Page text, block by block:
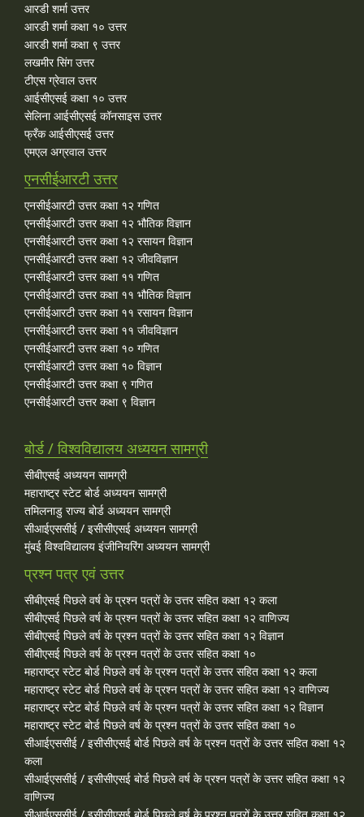
आरडी शर्मा उत्तर
आरडी शर्मा कक्षा १० उत्तर
आरडी शर्मा कक्षा ९ उत्तर
लखमीर सिंग उत्तर
टीएस ग्रेवाल उत्तर
आईसीएसई कक्षा १० उत्तर
सेलिना आईसीएसई कॉनसाइस उत्तर
फ्रँक आईसीएसई उत्तर
एमएल अग्रवाल उत्तर
एनसीईआरटी उत्तर
एनसीईआरटी उत्तर कक्षा १२ गणित
एनसीईआरटी उत्तर कक्षा १२ भौतिक विज्ञान
एनसीईआरटी उत्तर कक्षा १२ रसायन विज्ञान
एनसीईआरटी उत्तर कक्षा १२ जीवविज्ञान
एनसीईआरटी उत्तर कक्षा ११ गणित
एनसीईआरटी उत्तर कक्षा ११ भौतिक विज्ञान
एनसीईआरटी उत्तर कक्षा ११ रसायन विज्ञान
एनसीईआरटी उत्तर कक्षा ११ जीवविज्ञान
एनसीईआरटी उत्तर कक्षा १० गणित
एनसीईआरटी उत्तर कक्षा १० विज्ञान
एनसीईआरटी उत्तर कक्षा ९ गणित
एनसीईआरटी उत्तर कक्षा ९ विज्ञान
बोर्ड / विश्वविद्यालय अध्ययन सामग्री
सीबीएसई अध्ययन सामग्री
महाराष्ट्र स्टेट बोर्ड अध्ययन सामग्री
तमिलनाडु राज्य बोर्ड अध्ययन सामग्री
सीआईएससीई / इसीसीएसई अध्ययन सामग्री
मुंबई विश्वविद्यालय इंजीनियरिंग अध्ययन सामग्री
प्रश्न पत्र एवं उत्तर
सीबीएसई पिछले वर्ष के प्रश्न पत्रों के उत्तर सहित कक्षा १२ कला
सीबीएसई पिछले वर्ष के प्रश्न पत्रों के उत्तर सहित कक्षा १२ वाणिज्य
सीबीएसई पिछले वर्ष के प्रश्न पत्रों के उत्तर सहित कक्षा १२ विज्ञान
सीबीएसई पिछले वर्ष के प्रश्न पत्रों के उत्तर सहित कक्षा १०
महाराष्ट्र स्टेट बोर्ड पिछले वर्ष के प्रश्न पत्रों के उत्तर सहित कक्षा १२ कला
महाराष्ट्र स्टेट बोर्ड पिछले वर्ष के प्रश्न पत्रों के उत्तर सहित कक्षा १२ वाणिज्य
महाराष्ट्र स्टेट बोर्ड पिछले वर्ष के प्रश्न पत्रों के उत्तर सहित कक्षा १२ विज्ञान
महाराष्ट्र स्टेट बोर्ड पिछले वर्ष के प्रश्न पत्रों के उत्तर सहित कक्षा १०
सीआईएससीई / इसीसीएसई बोर्ड पिछले वर्ष के प्रश्न पत्रों के उत्तर सहित कक्षा १२
कला
सीआईएससीई / इसीसीएसई बोर्ड पिछले वर्ष के प्रश्न पत्रों के उत्तर सहित कक्षा १२
वाणिज्य